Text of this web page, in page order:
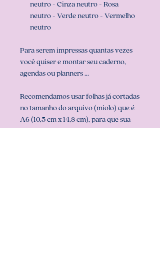
neutro - Cinza neutro - Rosa
neutro - Verde neutro - Vermelho
neutro
Para serem impressas quantas vezes
você quiser e montar seu caderno,
agendas ou planners ...
Recomendamos usar folhas já cortadas
no tamanho do arquivo (miolo) que é
A6 (10,5 cm x 14,8 cm), para que sua